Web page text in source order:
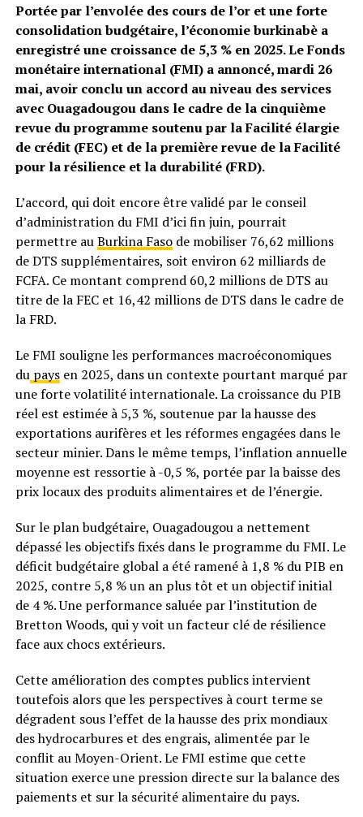
Portée par l’envolée des cours de l’or et une forte
consolidation budgétaire, l’économie burkinabè a
enregistré une croissance de 5,3 % en 2025. Le Fonds
monétaire international (FMI) a annoncé, mardi 26
mai, avoir conclu un accord au niveau des services
avec Ouagadougou dans le cadre de la cinquième
revue du programme soutenu par la Facilité élargie
de crédit (FEC) et de la première revue de la Facilité
pour la résilience et la durabilité (FRD).
L’accord, qui doit encore être validé par le conseil
d’administration du FMI d’ici fin juin, pourrait
permettre auBurkina Fasode mobiliser 76,62 millions
de DTS supplémentaires, soit environ 62 milliards de
FCFA. Ce montant comprend 60,2 millions de DTS au
titre de la FEC et 16,42 millions de DTS dans le cadre de
la FRD.
Le FMI souligne les performances macroéconomiques
dupaysen 2025, dans un contexte pourtant marqué par
une forte volatilité internationale. La croissance du PIB
réel est estimée à 5,3 %, soutenue par la hausse des
exportations aurifères et les réformes engagées dans le
secteur minier. Dans le même temps, l’inflation annuelle
moyenne est ressortie à -0,5 %, portée par la baisse des
prix locaux des produits alimentaires et de l’énergie.
Sur le plan budgétaire, Ouagadougou a nettement
dépassé les objectifs fixés dans le programme du FMI. Le
déficit budgétaire global a été ramené à 1,8 % du PIB en
2025, contre 5,8 % un an plus tôt et un objectif initial
de 4 %. Une performance saluée par l’institution de
Bretton Woods, qui y voit un facteur clé de résilience
face aux chocs extérieurs.
Cette amélioration des comptes publics intervient
toutefois alors que les perspectives à court terme se
dégradent sous l’effet de la hausse des prix mondiaux
des hydrocarbures et des engrais, alimentée par le
conflit au Moyen-Orient. Le FMI estime que cette
situation exerce une pression directe sur la balance des
paiements et sur la sécurité alimentaire du pays.